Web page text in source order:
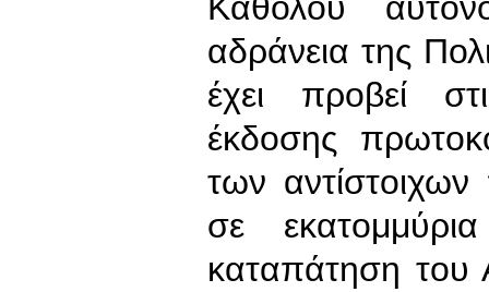
Καθόλου
αδράνεια της
έχει προβεί
έκδοσης
των
σε
καταπάτηση του